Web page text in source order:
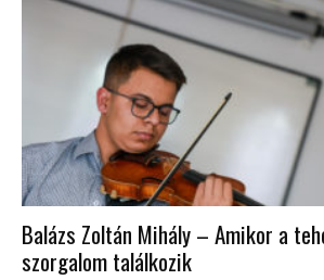
Balázs Zoltán Mihály – Amikor a
szorgalom találkozik